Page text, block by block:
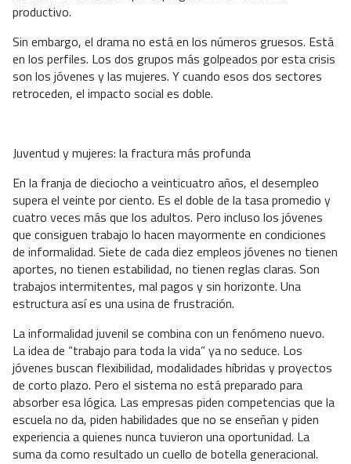
productivo.
Sin embargo, el drama no está en los números gruesos. Está
en los perfiles. Los dos grupos más golpeados por esta crisis
son los jóvenes y las mujeres. Y cuando esos dos sectores
retroceden, el impacto social es doble.
Juventud y mujeres: la fractura más profunda
En la franja de dieciocho a veinticuatro años, el desempleo
supera el veinte por ciento. Es el doble de la tasa promedio y
cuatro veces más que los adultos. Pero incluso los jóvenes
que consiguen trabajo lo hacen mayormente en condiciones
de informalidad. Siete de cada diez empleos jóvenes no tienen
aportes, no tienen estabilidad, no tienen reglas claras. Son
trabajos intermitentes, mal pagos y sin horizonte. Una
estructura así es una usina de frustración.
La informalidad juvenil se combina con un fenómeno nuevo.
La idea de “trabajo para toda la vida” ya no seduce. Los
jóvenes buscan flexibilidad, modalidades híbridas y proyectos
de corto plazo. Pero el sistema no está preparado para
absorber esa lógica. Las empresas piden competencias que la
escuela no da, piden habilidades que no se enseñan y piden
experiencia a quienes nunca tuvieron una oportunidad. La
suma da como resultado un cuello de botella generacional.